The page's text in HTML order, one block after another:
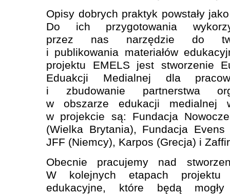
Opisy dobrych praktyk powstały
Do ich przygotowania
przez nas narzędzie do
i publikowania materiałów
projektu EMELS jest stworzenie
Eduakcji Medialnej dla
i zbudowanie partnerstwa
w obszarze edukacji medialnej
w projekcie są: Fundacja
(Wielka Brytania), Fundacja
JFF (Niemcy), Karpos (Grecja) i
Obecnie pracujemy nad
W kolejnych etapach projektu
edukacyjne, które będą